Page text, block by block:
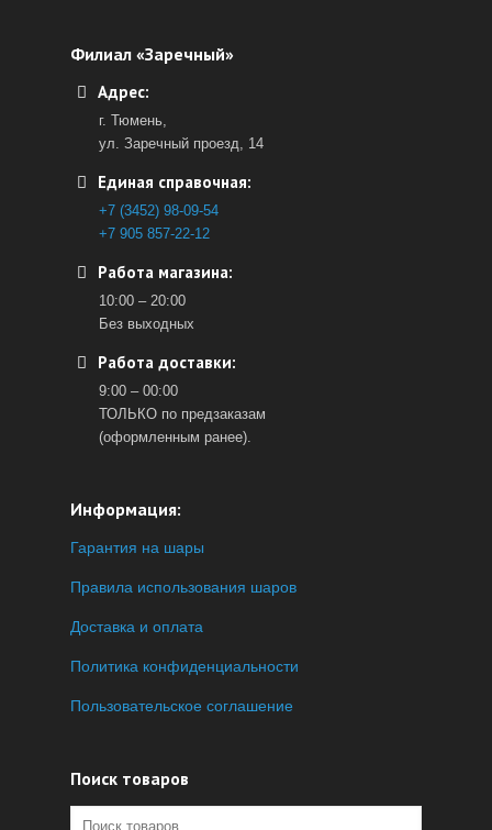
Филиал «Заречный»
Адрес:
г. Тюмень,
ул. Заречный проезд, 14
Единая справочная:
+7 (3452) 98-09-54
+7 905 857-22-12
Работа магазина:
10:00 – 20:00
Без выходных
Работа доставки:
9:00 – 00:00
ТОЛЬКО по предзаказам
(оформленным ранее).
Информация:
Гарантия на шары
Правила использования шаров
Доставка и оплата
Политика конфиденциальности
Пользовательское соглашение
Поиск товаров